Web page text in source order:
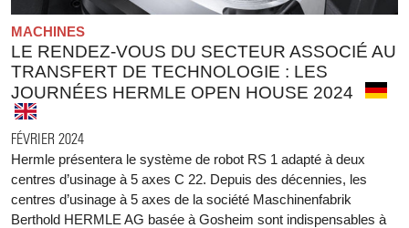
MACHINES
LE RENDEZ-VOUS DU SECTEUR ASSOCIÉ AU
TRANSFERT DE TECHNOLOGIE : LES
JOURNÉES HERMLE OPEN HOUSE 2024
FÉVRIER 2024
Hermle présentera le système de robot RS 1 adapté à deux
centres d’usinage à 5 axes C 22. Depuis des décennies, les
centres d’usinage à 5 axes de la société Maschinenfabrik
Berthold HERMLE AG basée à Gosheim sont indispensables à